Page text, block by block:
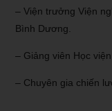
– Viện trưởng Viện
Bình Dương.
– Giảng viên Học
– Chuyên gia chiến